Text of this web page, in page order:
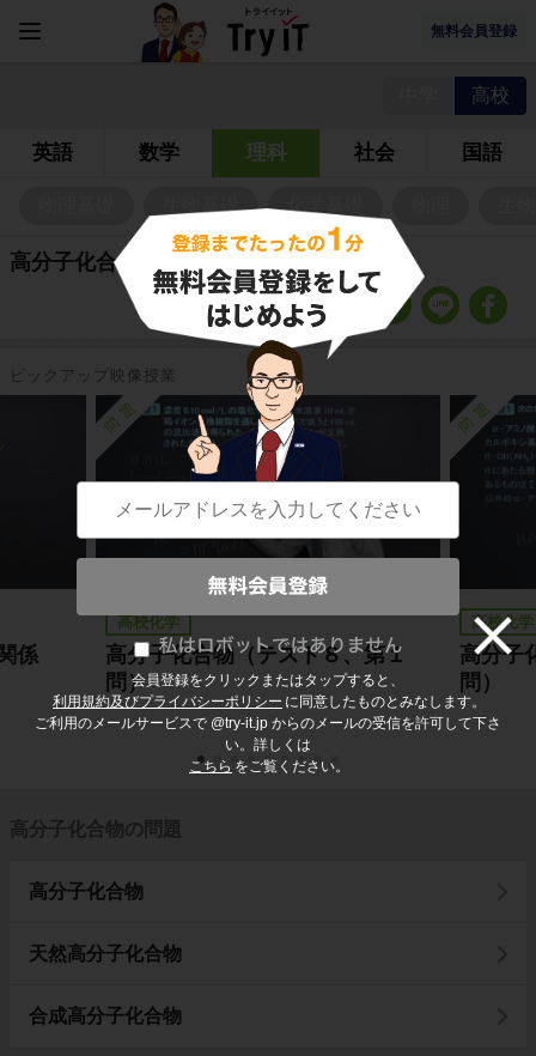
無料会員登録
会員登録をクリックまたはタップすると、
利用規約及びプライバシーポリシー に同意したものとみなします。
ご利用のメールサービスで @try-it.jp からのメールの受信を許可して下さ
い。詳しくは
こちら をご覧ください。
高校
英語 数学 理科 社会 国語
生物基礎 化学基礎
高分子化合物の問題
ピックアップ映像授業
係
問題
高分子化合物（テスト８、第１
問）
高校化学
問題
高分子
問）
高校化学
高分子化合物の問題
高分子化合物
天然高分子化合物
合成高分子化合物